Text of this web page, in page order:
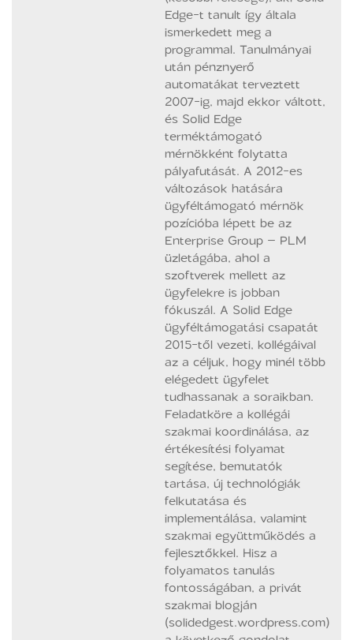
Edge-t tanult így általa
ismerkedett meg a
programmal. Tanulmányai
után pénznyerő
automatákat terveztett
2007-ig, majd ekkor váltott,
és Solid Edge
terméktámogató
mérnökként folytatta
pályafutását. A 2012-es
változások hatására
ügyféltámogató mérnök
pozícióba lépett be az
Enterprise Group – PLM
üzletágába, ahol a
szoftverek mellett az
ügyfelekre is jobban
fókuszál. A Solid Edge
ügyféltámogatási csapatát
2015-től vezeti, kollégáival
az a céljuk, hogy minél több
elégedett ügyfelet
tudhassanak a soraikban.
Feladatköre a kollégái
szakmai koordinálása, az
értékesítési folyamat
segítése, bemutatók
tartása, új technológiák
felkutatása és
implementálása, valamint
szakmai együttműködés a
fejlesztőkkel. Hisz a
folyamatos tanulás
fontosságában, a privát
szakmai blogján
(solidedgest.wordpress.com)